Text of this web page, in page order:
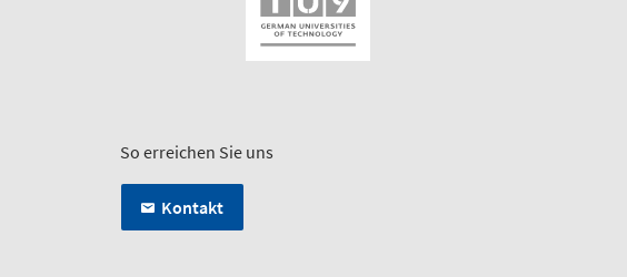
So erreichen Sie uns
Kontakt